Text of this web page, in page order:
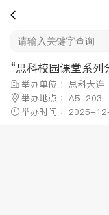
“思科校园课堂系
举办单位 ：思科大连
举办地点 ：A5-203
举办时间 ：2025-